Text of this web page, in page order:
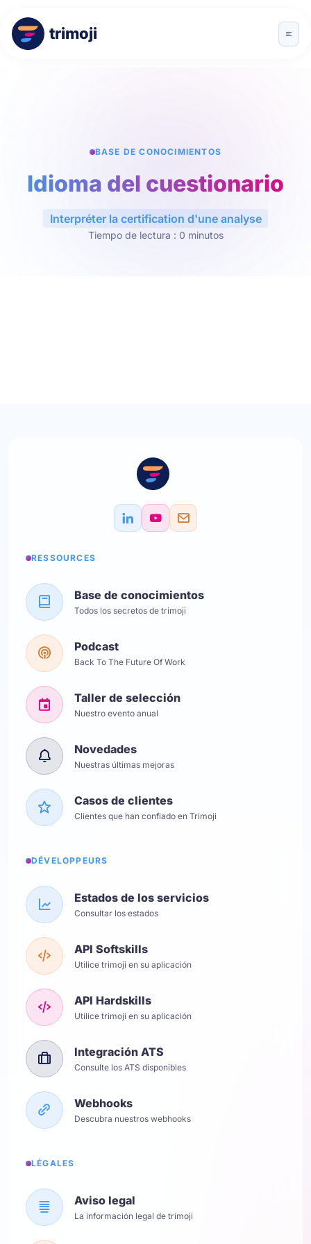
trimoji
BASE DE CONOCIMIENTOS
Idioma del cuestionario
Interpréter la certification d'une analyse
Tiempo de lectura : 0 minutos
RESSOURCES
Base de conocimientos
Todos los secretos de trimoji
Podcast
Back To The Future Of Work
Taller de selección
Nuestro evento anual
Novedades
Nuestras últimas mejoras
Casos de clientes
Clientes que han confiado en Trimoji
DÉVELOPPEURS
Estados de los servicios
Consultar los estados
API Softskills
Utilice trimoji en su aplicación
API Hardskills
Utilice trimoji en su aplicación
Integración ATS
Consulte los ATS disponibles
Webhooks
Descubra nuestros webhooks
LÉGALES
Aviso legal
La información legal de trimoji